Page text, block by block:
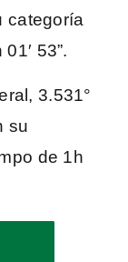
categoría
53”.
3.531°
su
de 1h